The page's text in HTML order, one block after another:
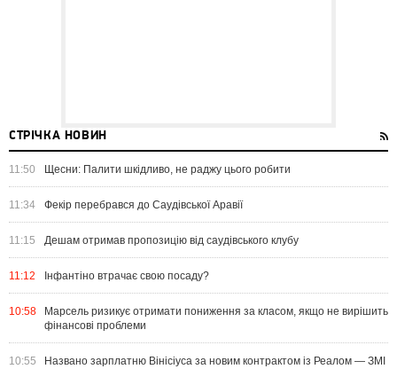
СТРІЧКА НОВИН
11:50 Щесни: Палити шкідливо, не раджу цього робити
11:34 Фекір перебрався до Саудівської Аравії
11:15 Дешам отримав пропозицію від саудівського клубу
11:12 Інфантіно втрачає свою посаду?
10:58
Марсель ризикує отримати пониження за класом, якщо не вирішить
фінансові проблеми
10:55 Названо зарплатню Вінісіуса за новим контрактом із Реалом — ЗМІ